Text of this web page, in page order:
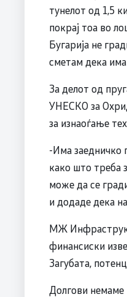
тунелот од 1,5
покрај тоа во
Бугарија не
сметам дека
За делот од
УНЕСКО за
за изнаоѓање
-Има заедничко
како што треба
може да се
и додаде дека
МЖ
финансиски
Загубата,
Долгови